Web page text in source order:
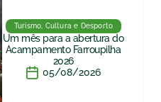
Turismo, Cultura e Desporto
Um mês para a abertura do
Acampamento Farroupilha
2026
05/08/2026